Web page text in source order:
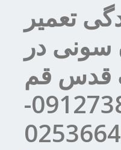
تعمیر
سونی در
قدس قم
|09127384085-